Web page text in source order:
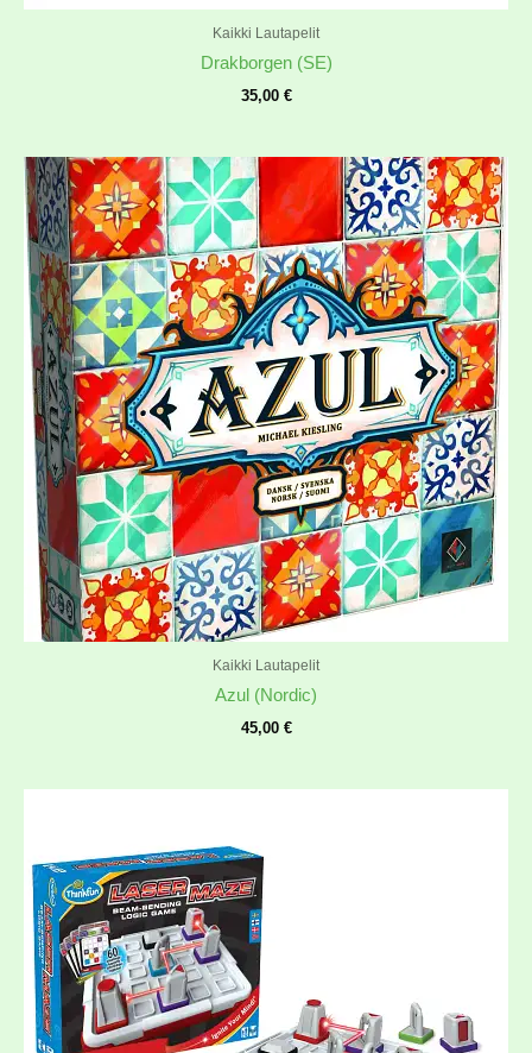
Kaikki Lautapelit
Drakborgen (SE)
35,00 €
Kaikki Lautapelit
Azul (Nordic)
45,00 €